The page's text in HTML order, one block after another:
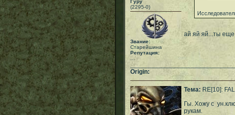
Гуру
(2295-0)
Звание:
Старейшина
Репутация:
ай яй яй...ты
Origin:
Тема: RE[10]:
Гы. Хожу с
рукам.